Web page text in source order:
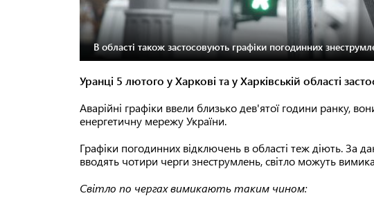
В області також застосовують графіки погодинних
Уранці 5 лютого у Харкові та у Харківській області
Аварійні графіки ввели близько дев'ятої години ранку,
енергетичну мережу України.
Графіки погодинних відключень в області теж діють. За
вводять чотири черги знеструмлень, світло можуть
Світло по чергах вимикають таким чином: